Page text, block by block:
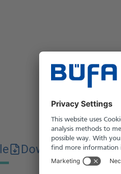
Downloads